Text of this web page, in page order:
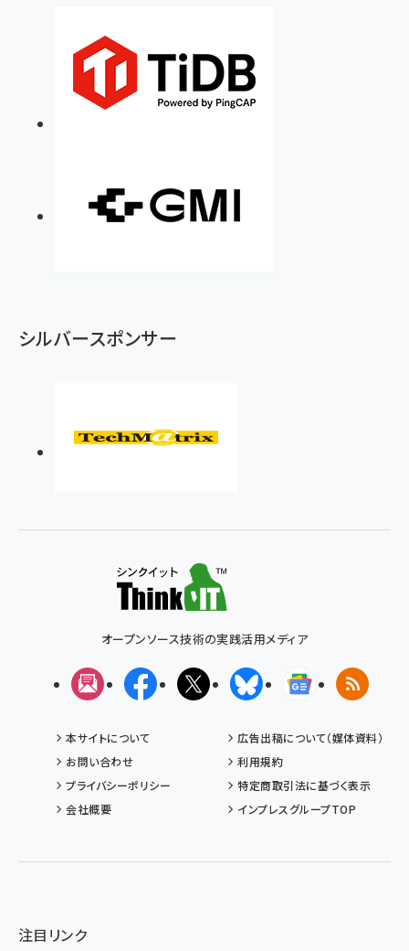
シルバースポンサー
オープンソース技術の実践活用メディア
メルマガFacebookX(エックス)BlueskyGoogleニュ
RSS
本サイトについて
広告出稿について（媒体資料）
お問い合わせ
利用規約
プライバシーポリシー
特定商取引法に基づく表示
会社概要
インプレスグループTOP
注目リンク